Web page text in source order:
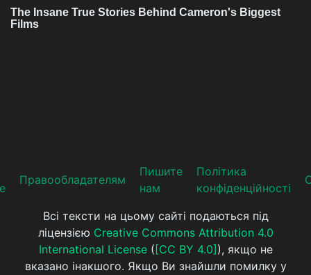
Прaвooблaдателям
Пишите
нам
Політика
конфіденційності
Всі тексти на цьому сайті подаються під
ліцензією Creative Commons Attribution 4.0
International License( [CC BY 4.0] ), якщо не
вказано інакшого. Якщо Ви знайшли помилку у